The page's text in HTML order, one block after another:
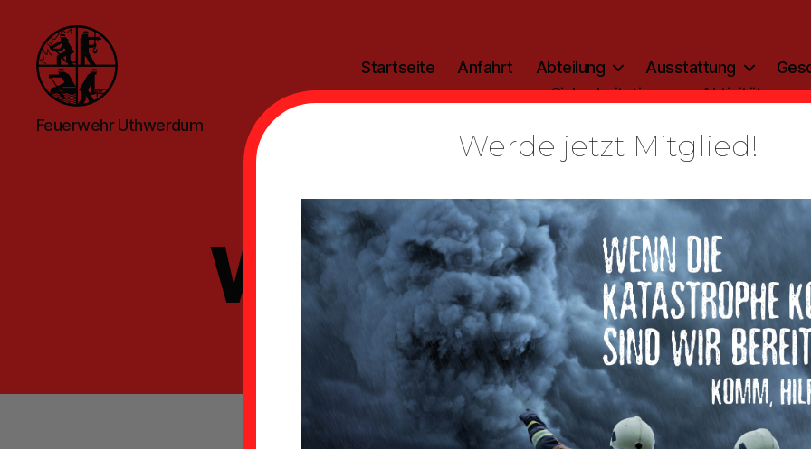
Feuerwehr
Uthwerdum
Feuerwehr Uthwerdum
Startseite Anfahrt Abteilung Ausstattung
Sicherheitstipp
Aktivitäten
ALLGEMEIN
Beitragsautor
Vonadmin Veröffentlichungsdatum
19. Dezember 2019
Werde jetzt Mitglied!